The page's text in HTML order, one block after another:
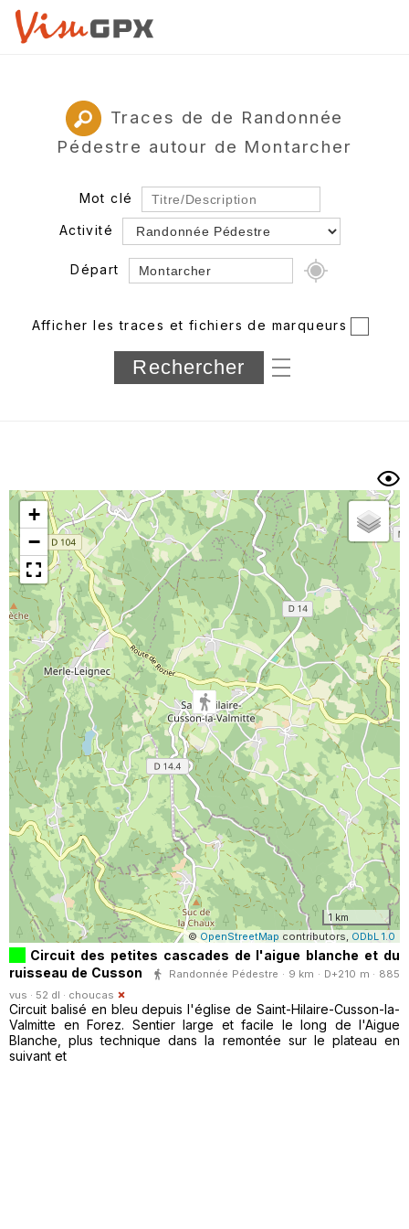
Traces de de Randonnée
Pédestre autour de Montarcher
Mot clé
Activité
Départ
Département
Longueur min/max
Trier par
Horodatage Photos
Afficher les traces et fichiers de marqueurs
+
−
1 km
©OpenStreetMap contributors, ODbL 1.0
Circuit des petites cascades de l'aigue blanche et du
ruisseau de Cusson
Randonnée Pédestre · 9 km · D+210 m · 885
vus · 52 dl · choucas
Circuit balisé en bleu depuis l'église de Saint-Hilaire-Cusson-la-
Valmitte en Forez. Sentier large et facile le long de l'Aigue
Blanche, plus technique dans la remontée sur le plateau en
suivant et